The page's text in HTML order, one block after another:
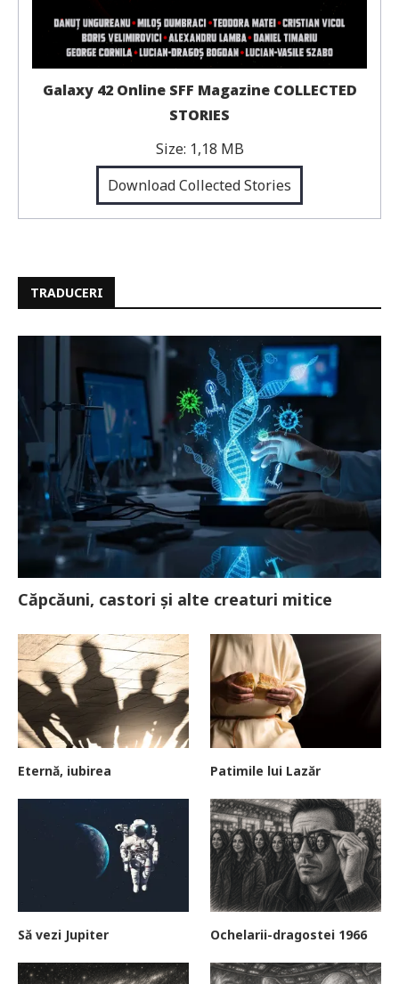
Galaxy 42 Online SFF Magazine COLLECTED
STORIES
Size: 1,18 MB
Download Collected Stories
TRADUCERI
Căpcăuni, castori și alte creaturi mitice
Eternă, iubirea Patimile lui Lazăr
Să vezi Jupiter Ochelarii-dragostei 1966